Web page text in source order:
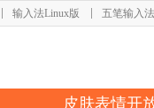
输入法Linux版 五笔输入法
皮肤表情开